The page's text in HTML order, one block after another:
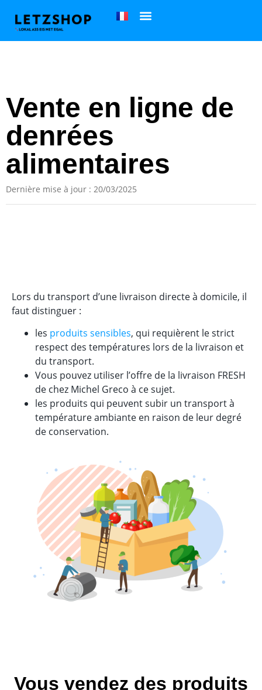
Vente en ligne de
denrées
alimentaires
Dernière mise à jour : 20/03/2025
Lors du transport d’une livraison directe à domicile, il
faut distinguer :
les produits sensibles, qui requièrent le strict
respect des températures lors de la livraison et
du transport.
Vous pouvez utiliser l’offre de la livraison FRESH
de chez Michel Greco à ce sujet.
les produits qui peuvent subir un transport à
température ambiante en raison de leur degré
de conservation.
Vous vendez des produits